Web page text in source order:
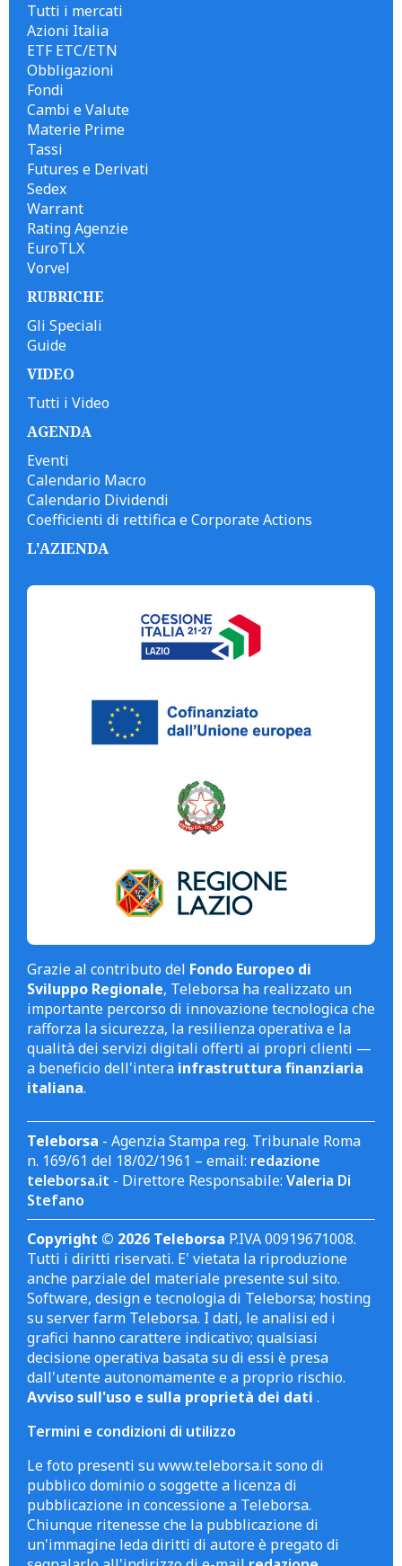
Tutti i mercati
Azioni Italia
ETF ETC/ETN
Obbligazioni
Fondi
Cambi e Valute
Materie Prime
Tassi
Futures e Derivati
Sedex
Warrant
Rating Agenzie
EuroTLX
Vorvel
RUBRICHE
Gli Speciali
Guide
VIDEO
Tutti i Video
AGENDA
Eventi
Calendario Macro
Calendario Dividendi
Coefficienti di rettifica e Corporate Actions
L'AZIENDA
Grazie al contributo del Fondo Europeo di
Sviluppo Regionale, Teleborsa ha realizzato un
importante percorso di innovazione tecnologica che
rafforza la sicurezza, la resilienza operativa e la
qualità dei servizi digitali offerti ai propri clienti —
a beneficio dell'intera infrastruttura finanziaria
italiana.
Teleborsa - Agenzia Stampa reg. Tribunale Roma
n. 169/61 del 18/02/1961 – email: redazione
teleborsa.it - Direttore Responsabile: Valeria Di
Stefano
Copyright © 2026 Teleborsa P.IVA 00919671008.
Tutti i diritti riservati. E' vietata la riproduzione
anche parziale del materiale presente sul sito.
Software, design e tecnologia di Teleborsa; hosting
su server farm Teleborsa. I dati, le analisi ed i
grafici hanno carattere indicativo; qualsiasi
decisione operativa basata su di essi è presa
dall'utente autonomamente e a proprio rischio.
Avviso sull'uso e sulla proprietà dei dati .
Termini e condizioni di utilizzo
Le foto presenti su www.teleborsa.it sono di
pubblico dominio o soggette a licenza di
pubblicazione in concessione a Teleborsa.
Chiunque ritenesse che la pubblicazione di
un'immagine leda diritti di autore è pregato di